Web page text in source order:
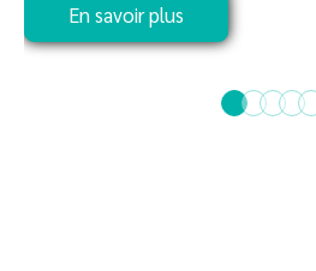
En savoir plus